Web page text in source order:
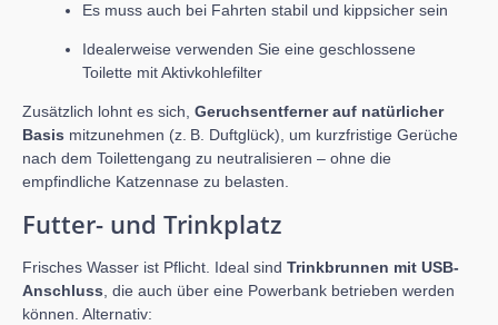
Es muss auch bei Fahrten stabil und kippsicher sein
Idealerweise verwenden Sie eine geschlossene
Toilette mit Aktivkohlefilter
Zusätzlich lohnt es sich, Geruchsentferner auf natürlicher
Basis mitzunehmen (z. B. Duftglück), um kurzfristige Gerüche
nach dem Toilettengang zu neutralisieren – ohne die
empfindliche Katzennase zu belasten.
Futter- und Trinkplatz
Frisches Wasser ist Pflicht. Ideal sind Trinkbrunnen mit USB-
Anschluss , die auch über eine Powerbank betrieben werden
können. Alternativ: